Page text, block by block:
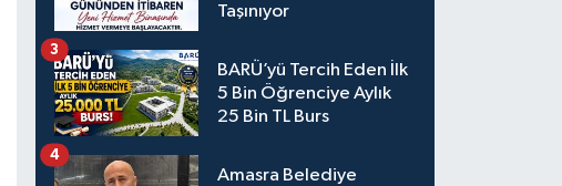
Taşınıyor
BARÜ’yü Tercih Eden İlk
5 Bin Öğrenciye Aylık
25 Bin TL Burs
3
Amasra Belediye
4